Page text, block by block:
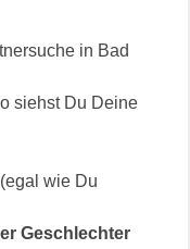
in Bad
siehst Du Deine
wie Du
Geschlechter